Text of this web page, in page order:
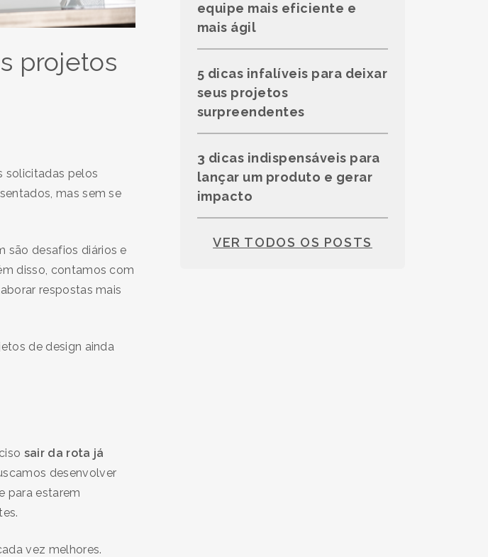
projetos
solicitadas pelos
mas sem se
são desafios diários e
disso, contamos com
respostas mais
de design ainda
sair da rota já
desenvolver
para estarem
vez melhores.
equipe mais eficiente e
mais ágil
5 dicas infalíveis para deixar
seus projetos
surpreendentes
3 dicas indispensáveis para
lançar um produto e gerar
impacto
VER TODOS OS POSTS